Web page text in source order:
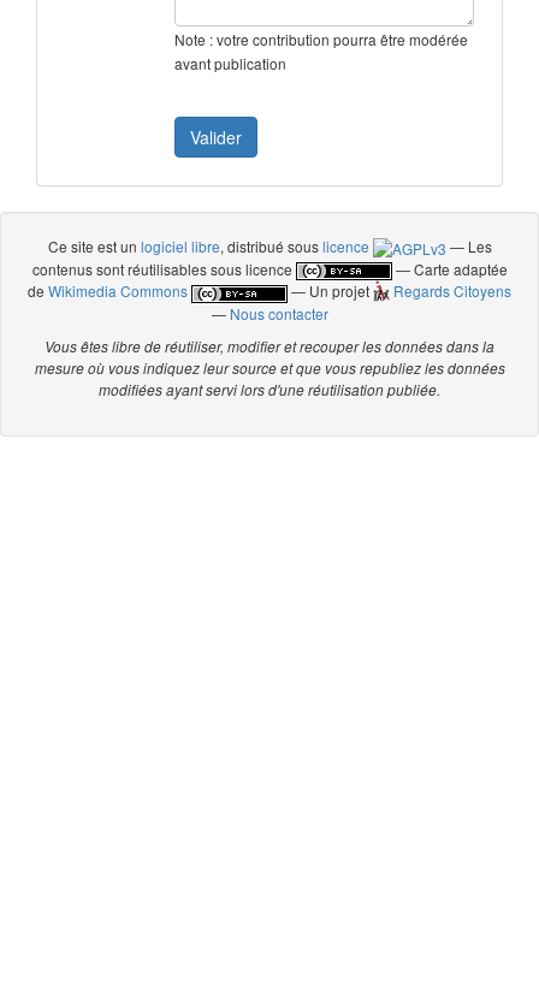
Note : votre contribution pourra être modérée
avant publication
Ce site est un logiciel libre, distribué souslicence
— Les
contenus sont réutilisables sous licence
— Carte adaptée
deWikimedia Commons — Un projet
Regards Citoyens
— Nous contacter
Vous êtes libre de réutiliser, modifier et recouper les données dans la
mesure où vous indiquez leur source et que vous republiez les données
modifiées ayant servi lors d'une réutilisation publiée.